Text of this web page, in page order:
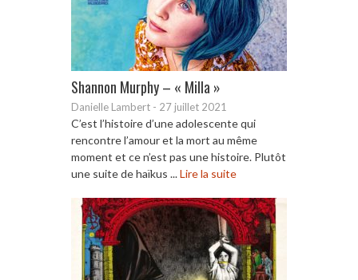
Shannon Murphy – « Milla »
Danielle Lambert - 27 juillet 2021
C’est l’histoire d’une adolescente qui
rencontre l’amour et la mort au même
moment et ce n’est pas une histoire. Plutôt
une suite de haïkus ...Lire la suite